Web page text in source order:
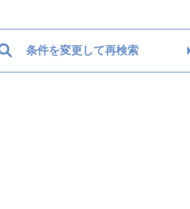
条件を変更して再検索